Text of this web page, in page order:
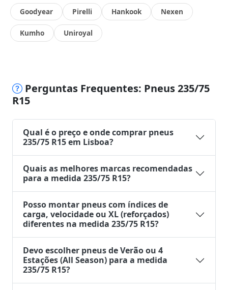
Goodyear Pirelli Hankook Nexen
Kumho Uniroyal
Perguntas Frequentes: Pneus 235/75
R15
Qual é o preço e onde comprar pneus
235/75 R15 em Lisboa?
Quais as melhores marcas recomendadas
para a medida 235/75 R15?
Posso montar pneus com índices de
carga, velocidade ou XL (reforçados)
diferentes na medida 235/75 R15?
Devo escolher pneus de Verão ou 4
Estações (All Season) para a medida
235/75 R15?